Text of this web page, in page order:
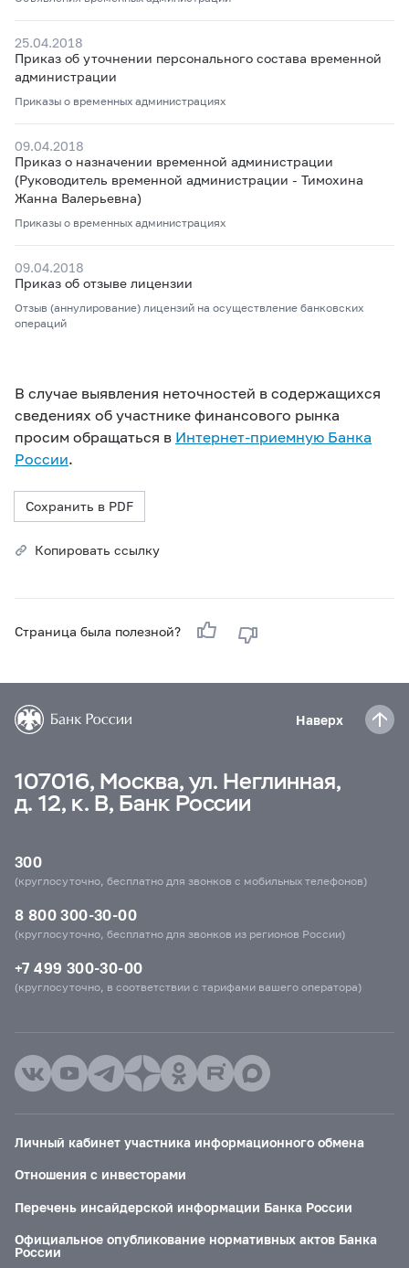
25.04.2018
Приказ об уточнении персонального состава временной
администрации
Приказы о временных администрациях
09.04.2018
Приказ о назначении временной администрации
(Руководитель временной администрации - Тимохина
Жанна Валерьевна)
Приказы о временных администрациях
09.04.2018
Приказ об отзыве лицензии
Отзыв (аннулирование) лицензий на осуществление банковских
операций
В случае выявления неточностей в содержащихся
сведениях об участнике финансового рынка
просим обращаться в Интернет-приемную Банка
России.
Сохранить в PDF
Копировать ссылку
Страница была полезной?
Наверх
107016, Москва, ул. Неглинная,
д. 12, к. В, Банк России
300
(круглосуточно, бесплатно для звонков с мобильных телефонов)
8 800 300-30-00
(круглосуточно, бесплатно для звонков из регионов России)
+7 499 300-30-00
(круглосуточно, в соответствии с тарифами вашего оператора)
Личный кабинет участника информационного обмена
Отношения с инвесторами
Перечень инсайдерской информации Банка России
Официальное опубликование нормативных актов Банка
России